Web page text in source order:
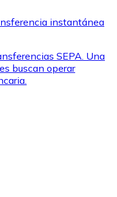
instantánea
SEPA. Una
buscan operar